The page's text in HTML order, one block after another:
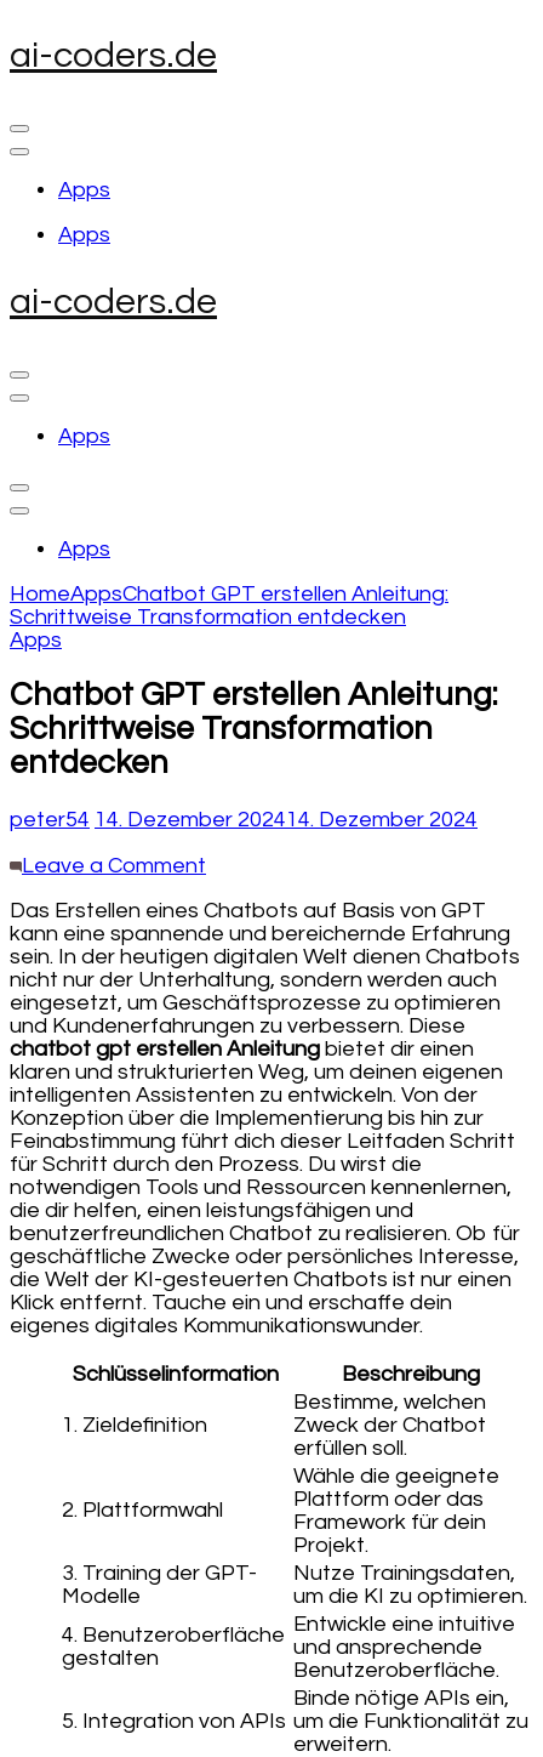
Skip
to
Enter)
ai-coders.de
Apps
Apps
ai-coders.de
Apps
Apps
HomeAppsChatbot GPT erstellen Anleitung:
Schrittweise Transformation entdecken
Apps
Chatbot GPT erstellen Anleitung:
Schrittweise Transformation
entdecken
peter54 14. Dezember 202414. Dezember 2024
Leave a Comment
GPT
erstellen
Anleitung:
Schrittweise
Transformation
entdecken
Das Erstellen eines Chatbots auf Basis von GPT
kann eine spannende und bereichernde Erfahrung
sein. In der heutigen digitalen Welt dienen Chatbots
nicht nur der Unterhaltung, sondern werden auch
eingesetzt, um Geschäftsprozesse zu optimieren
und Kundenerfahrungen zu verbessern. Diese
chatbot gpt erstellen Anleitung bietet dir einen
klaren und strukturierten Weg, um deinen eigenen
intelligenten Assistenten zu entwickeln. Von der
Konzeption über die Implementierung bis hin zur
Feinabstimmung führt dich dieser Leitfaden Schritt
für Schritt durch den Prozess. Du wirst die
notwendigen Tools und Ressourcen kennenlernen,
die dir helfen, einen leistungsfähigen und
benutzerfreundlichen Chatbot zu realisieren. Ob für
geschäftliche Zwecke oder persönliches Interesse,
die Welt der KI-gesteuerten Chatbots ist nur einen
Klick entfernt. Tauche ein und erschaffe dein
eigenes digitales Kommunikationswunder.
Schlüsselinformation Beschreibung
1. Zieldefinition
Bestimme, welchen
Zweck der Chatbot
erfüllen soll.
2. Plattformwahl
Wähle die geeignete
Plattform oder das
Framework für dein
Projekt.
3. Training der GPT-
Modelle
Nutze Trainingsdaten,
um die KI zu optimieren.
4. Benutzeroberfläche
gestalten
Entwickle eine intuitive
und ansprechende
Benutzeroberfläche.
5. Integration von APIs
Binde nötige APIs ein,
um die Funktionalität zu
erweitern.